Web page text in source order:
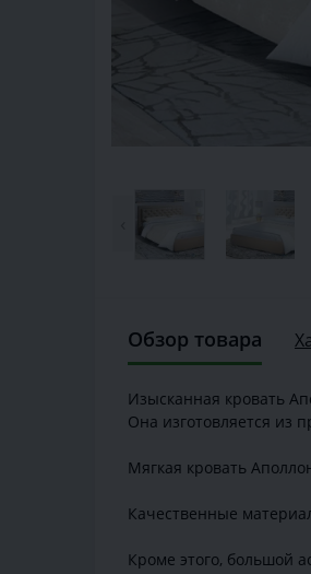
Обзор товара
Изысканная кровать
Она изготовляется из
Мягкая кровать
Качественные
Кроме этого, большой